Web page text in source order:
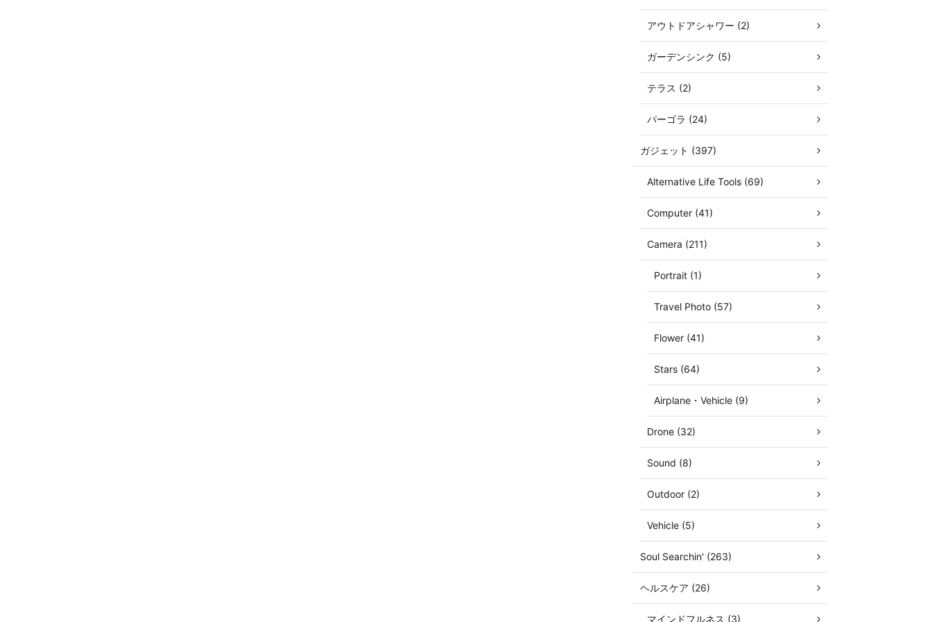
アウトドアシャワー (2)
ガーデンシンク (5)
テラス (2)
パーゴラ (24)
ガジェット (397)
Alternative Life Tools (69)
Computer (41)
Camera (211)
Portrait (1)
Travel Photo (57)
Flower (41)
Stars (64)
Airplane・Vehicle (9)
Drone (32)
Sound (8)
Outdoor (2)
Vehicle (5)
Soul Searchin' (263)
ヘルスケア (26)
マインドフルネス (3)